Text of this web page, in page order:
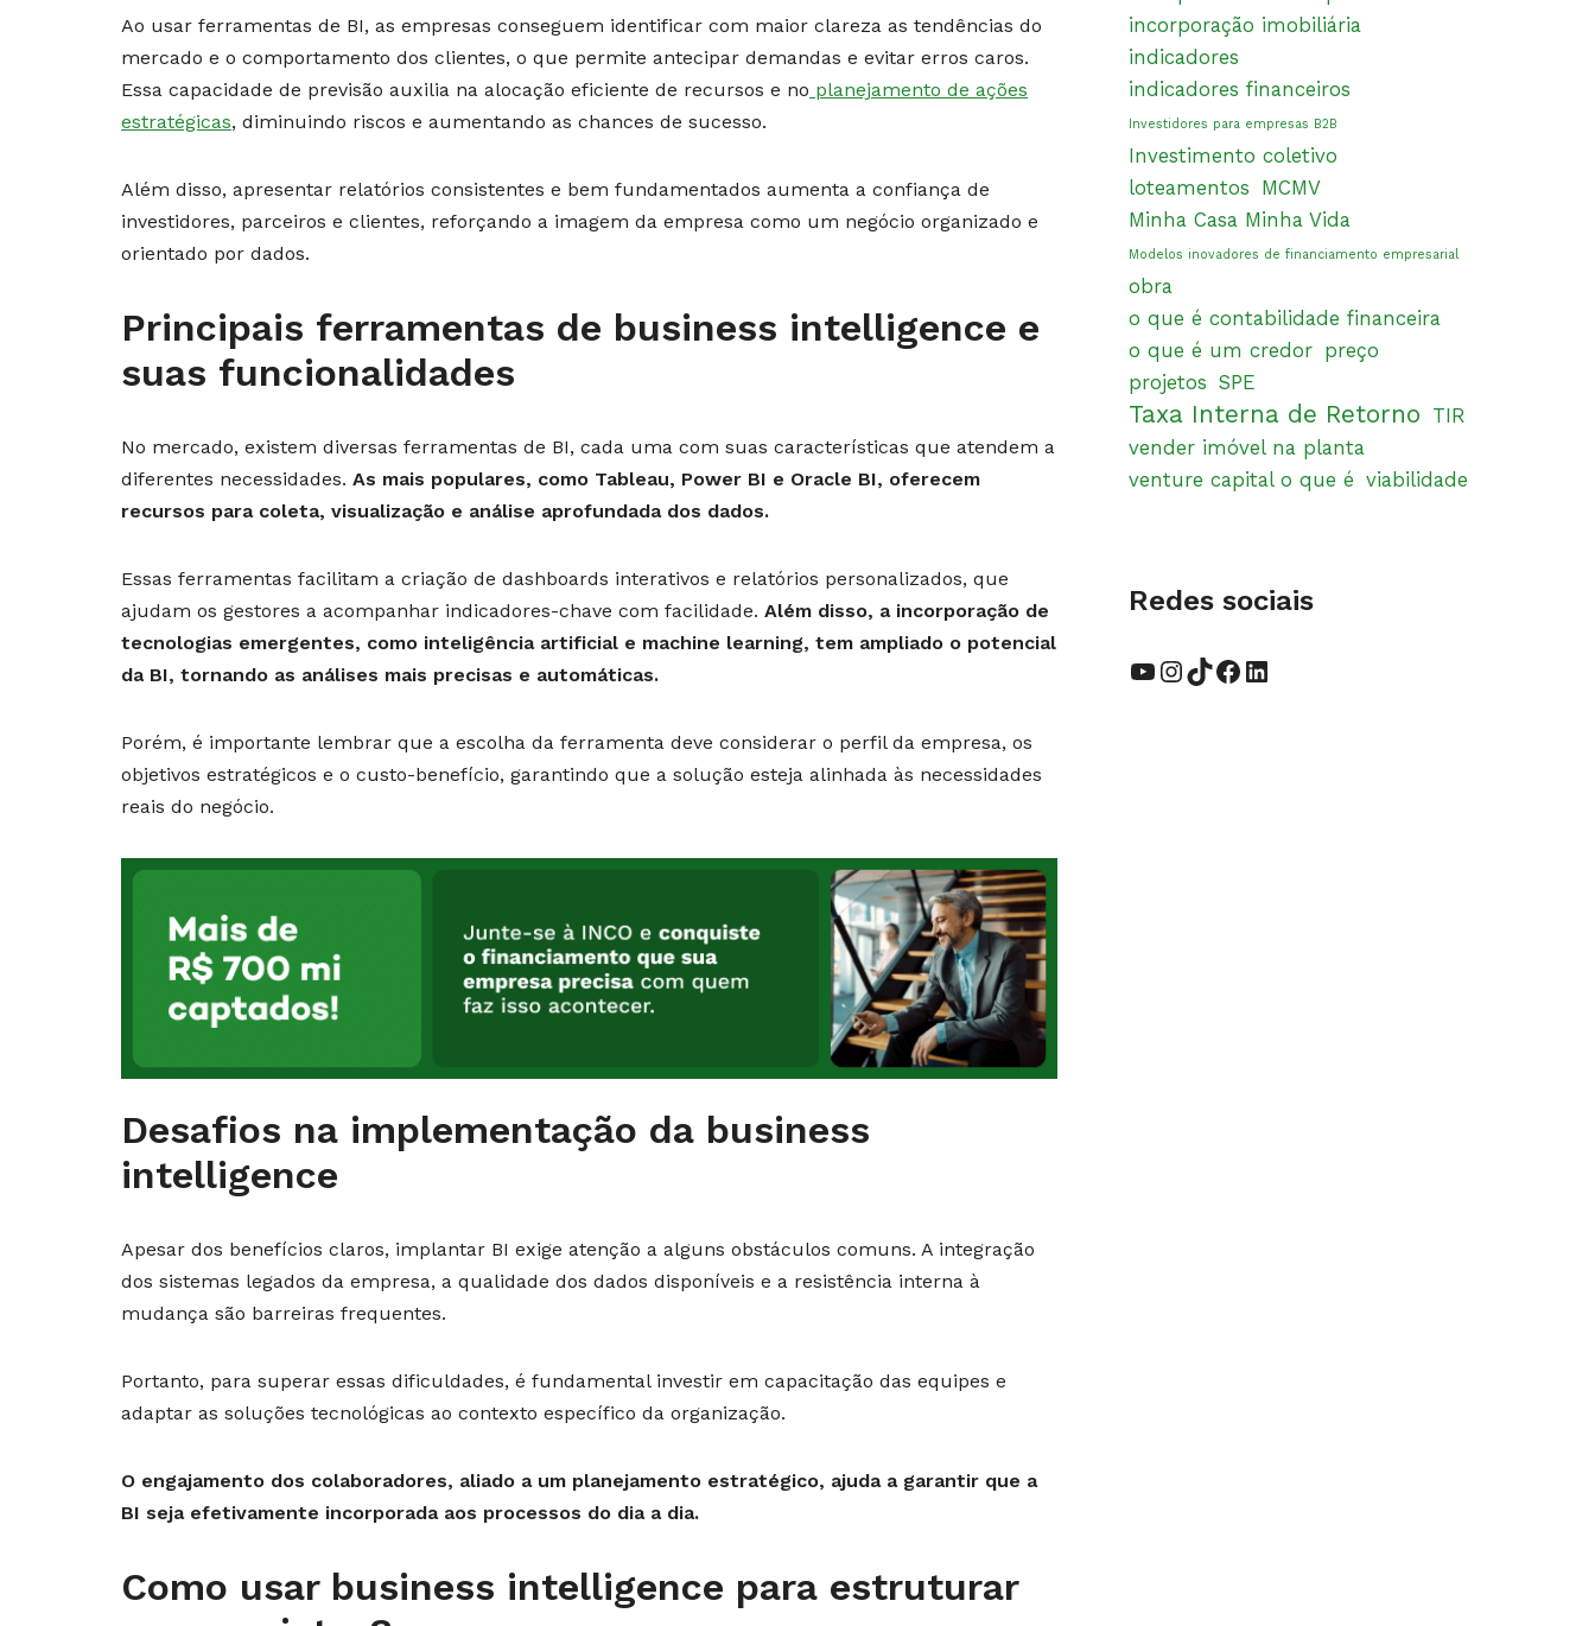
Ao usar ferramentas de BI, as empresas conseguem identificar com maior clareza as tendências do
mercado e o comportamento dos clientes, o que permite antecipar demandas e evitar erros caros.
Essa capacidade de previsão auxilia na alocação eficiente de recursos e no planejamento de ações
estratégicas, diminuindo riscos e aumentando as chances de sucesso.
Além disso, apresentar relatórios consistentes e bem fundamentados aumenta a confiança de
investidores, parceiros e clientes, reforçando a imagem da empresa como um negócio organizado e
orientado por dados.
Principais ferramentas de business intelligence e
suas funcionalidades
No mercado, existem diversas ferramentas de BI, cada uma com suas características que atendem a
diferentes necessidades. As mais populares, como Tableau, Power BI e Oracle BI, oferecem
recursos para coleta, visualização e análise aprofundada dos dados.
Essas ferramentas facilitam a criação de dashboards interativos e relatórios personalizados, que
ajudam os gestores a acompanhar indicadores-chave com facilidade. Além disso, a incorporação de
tecnologias emergentes, como inteligência artificial e machine learning, tem ampliado o potencial
da BI, tornando as análises mais precisas e automáticas.
Porém, é importante lembrar que a escolha da ferramenta deve considerar o perfil da empresa, os
objetivos estratégicos e o custo-benefício, garantindo que a solução esteja alinhada às necessidades
reais do negócio.
Desafios na implementação da business
intelligence
Apesar dos benefícios claros, implantar BI exige atenção a alguns obstáculos comuns. A integração
dos sistemas legados da empresa, a qualidade dos dados disponíveis e a resistência interna à
mudança são barreiras frequentes.
Portanto, para superar essas dificuldades, é fundamental investir em capacitação das equipes e
adaptar as soluções tecnológicas ao contexto específico da organização.
O engajamento dos colaboradores, aliado a um planejamento estratégico, ajuda a garantir que a
BI seja efetivamente incorporada aos processos do dia a dia.
Como usar business intelligence para estruturar
incorporação imobiliária
indicadores
indicadores financeiros
Investidores para empresas B2B
Investimento coletivo
loteamentos MCMV
Minha Casa Minha Vida
Modelos inovadores de financiamento empresarial
obra
o que é contabilidade financeira
o que é um credor preço
projetos SPE
Taxa Interna de Retorno TIR
vender imóvel na planta
venture capital o que é viabilidade
Redes sociais